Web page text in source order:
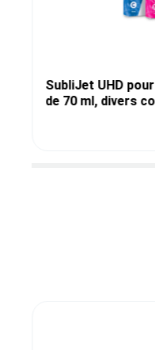
SubliJet UHD
de 70 ml, divers